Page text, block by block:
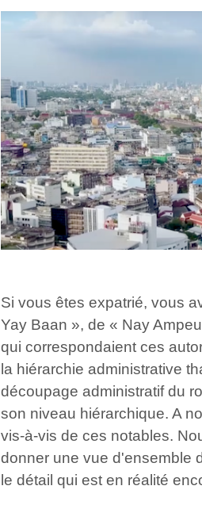
Si vous êtes expatrié, vous
Yay Baan », de « Nay
qui correspondaient ces
la hiérarchie administrative
découpage administratif du
son niveau hiérarchique. A
vis-à-vis de ces notables.
donner une vue d'ensemble
le détail qui est en réalité